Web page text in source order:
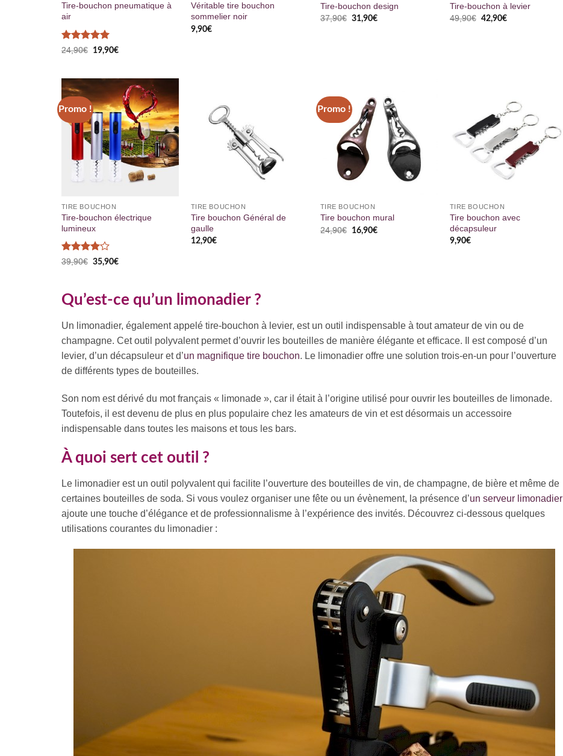
Tire-bouchon pneumatique à
air
Note5 sur
24,90€ Le
24,90€.
19,90€Le
19,90€.
Véritable tire bouchon
sommelier noir
9,90€
Tire-bouchon design
37,90€ Le
31,90€Le
Tire-bouchon à levier
49,90€ Le
42,90€Le
Promo !
TIRE BOUCHON
Tire-bouchon électrique
lumineux
Note4
39,90€ Le
39,90€.
35,90€Le
35,90€.
TIRE BOUCHON
Tire bouchon Général de
gaulle
12,90€
Promo !
TIRE BOUCHON
Tire bouchon mural
24,90€ Le
16,90€Le
TIRE BOUCHON
Tire bouchon avec
décapsuleur
9,90€
Qu’est-ce qu’un limonadier ?
Un limonadier, également appelé tire-bouchon à levier, est un outil indispensable à tout amateur de vin ou de
champagne. Cet outil polyvalent permet d’ouvrir les bouteilles de manière élégante et efficace. Il est composé d’un
levier, d’un décapsuleur et d’un magnifique tire bouchon. Le limonadier offre une solution trois-en-un pour l’ouverture
de différents types de bouteilles.
Son nom est dérivé du mot français « limonade », car il était à l’origine utilisé pour ouvrir les bouteilles de limonade.
Toutefois, il est devenu de plus en plus populaire chez les amateurs de vin et est désormais un accessoire
indispensable dans toutes les maisons et tous les bars.
À quoi sert cet outil ?
Le limonadier est un outil polyvalent qui facilite l’ouverture des bouteilles de vin, de champagne, de bière et même de
certaines bouteilles de soda. Si vous voulez organiser une fête ou un évènement, la présence d’un serveur limonadier
ajoute une touche d’élégance et de professionnalisme à l’expérience des invités. Découvrez ci-dessous quelques
utilisations courantes du limonadier :